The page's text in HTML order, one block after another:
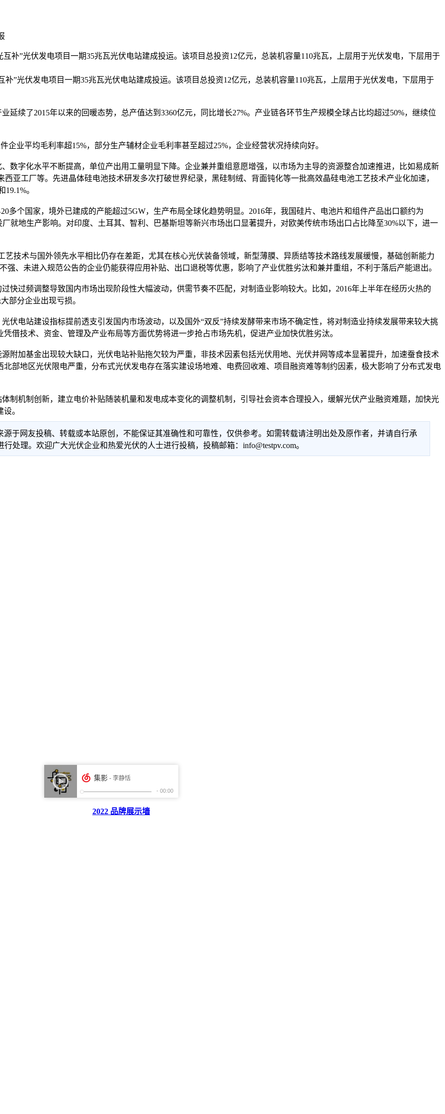
补”光伏发电项目一期35兆瓦光伏电站建成投运。该项目总投资12亿元，总装机容量110兆瓦，上层用于光伏发电，下层用于
光伏发电项目一期35兆瓦光伏电站建成投运。该项目总投资12亿元，总装机容量110兆瓦，上层用于光伏发电，下层用于
续了2015年以来的回暖态势，总产值达到3360亿元，同比增长27%。产业链各环节生产规模全球占比均超过50%，继续位
平均毛利率超15%，部分生产辅材企业毛利率甚至超过25%，企业经营状况持续向好。
字化水平不断提高，单位产出用工量明显下降。企业兼并重组意愿增强，以市场为主导的资源整合加速推进，比如易成新
亚工厂等。先进晶体硅电池技术研发多次打破世界纪录，黑硅制绒、背面钝化等一批高效晶硅电池工艺技术产业化加速，
。
个国家，境外已建成的产能超过5GW，生产布局全球化趋势明显。2016年，我国硅片、电池片和组件产品出口额约为
就地生产影响。对印度、土耳其、智利、巴基斯坦等新兴市场出口显著提升，对欧美传统市场出口占比降至30%以下，进一
术与国外领先水平相比仍存在差距，尤其在核心光伏装备领域，新型薄膜、异质结等技术路线发展缓慢，基础创新能力
、未进入规范公告的企业仍能获得应用补贴、出口退税等优惠，影响了产业优胜劣汰和兼并重组，不利于落后产能退出。
过频调整导致国内市场出现阶段性大幅波动，供需节奏不匹配，对制造业影响较大。比如，2016年上半年在经历火热的
部分企业出现亏损。
电站建设指标提前透支引发国内市场波动，以及国外“双反”持续发酵带来市场不确定性，将对制造业持续发展带来较大挑
借技术、资金、管理及产业布局等方面优势将进一步抢占市场先机，促进产业加快优胜劣汰。
加基金出现较大缺口，光伏电站补贴拖欠较为严重，非技术因素包括光伏用地、光伏并网等成本显著提升，加速蚕食技术
部地区光伏限电严重，分布式光伏发电存在落实建设场地难、电费回收难、项目融资难等制约因素，极大影响了分布式发电
机制创新，建立电价补贴随装机量和发电成本变化的调整机制，引导社会资本合理投入，缓解光伏产业融资难题，加快光
。
于网友投稿、转载或本站原创，不能保证其准确性和可靠性，仅供参考。如需转载请注明出处及原作者，并请自行承
处理。欢迎广大光伏企业和热爱光伏的人士进行投稿，投稿邮箱：info@testpv.com。
2022 品牌展示墙